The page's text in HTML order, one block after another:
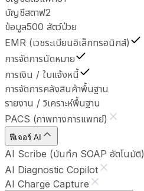
บัญชีสตาฟ2
ข้อมูล500 สัตว์ป่วย
EMR (เวชระเบียนอิเล็กทรอนิกส์)
การจัดการนัดหมาย
การเงิน / ใบแจ้งหนี้
การจัดการคลังสินค้าพื้นฐาน
รายงาน / วิเคราะห์พื้นฐาน
PACS (ภาพทางการแพทย์)
ฟีเจอร์ AI
AI Scribe (บันทึก SOAP อัตโนมัติ)
AI Diagnostic Copilot
AI Charge Capture